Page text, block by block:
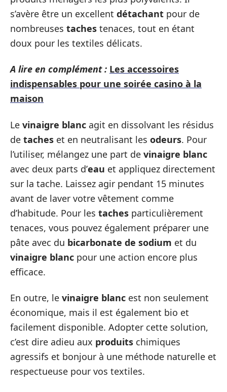
s’avère être un excellent détachant pour de
nombreuses taches tenaces, tout en étant
doux pour les textiles délicats.
A lire en complément : Les accessoires
indispensables pour une soirée casino à la
maison
Le vinaigre blanc agit en dissolvant les résidus
de taches et en neutralisant les odeurs. Pour
l’utiliser, mélangez une part de vinaigre blanc
avec deux parts d’eau et appliquez directement
sur la tache. Laissez agir pendant 15 minutes
avant de laver votre vêtement comme
d’habitude. Pour les taches particulièrement
tenaces, vous pouvez également préparer une
pâte avec du bicarbonate de sodium et du
vinaigre blanc pour une action encore plus
efficace.
En outre, le vinaigre blanc est non seulement
économique, mais il est également bio et
facilement disponible. Adopter cette solution,
c’est dire adieu aux produits chimiques
agressifs et bonjour à une méthode naturelle et
respectueuse pour vos textiles.